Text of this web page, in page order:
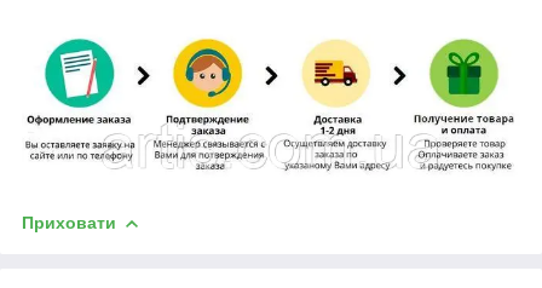
Приховати